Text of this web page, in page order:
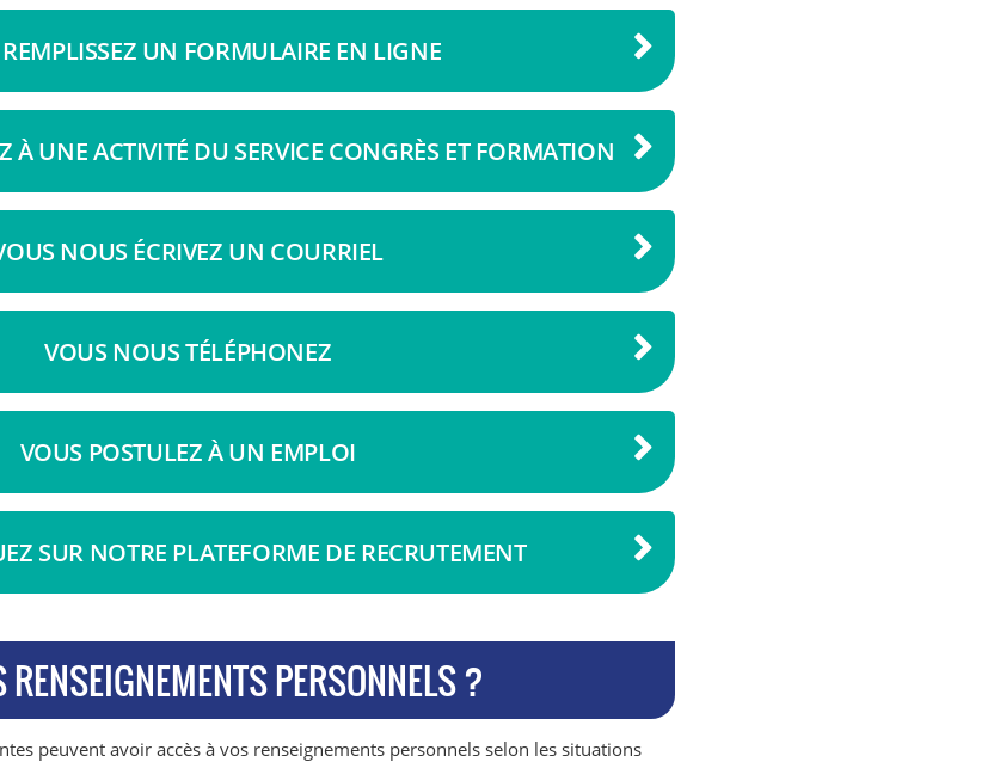
UN FORMULAIRE EN LIGNE
À UNE ACTIVITÉ DU SERVICE CONGRÈS ET FORMATION
NOUS ÉCRIVEZ UN COURRIEL
VOUS NOUS TÉLÉPHONEZ
VOUS POSTULEZ À UN EMPLOI
SUR NOTRE PLATEFORME DE RECRUTEMENT
PERSONNELS ?
peuvent avoir accès à vos renseignements personnels selon les situations